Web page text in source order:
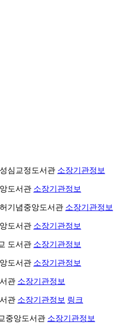
심교정도서관 소장기관정보
도서관 소장기관정보
기념중앙도서관 소장기관정보
도서관 소장기관정보
도서관 소장기관정보
도서관 소장기관정보
관 소장기관정보
관 소장기관정보 링크
중앙도서관 소장기관정보